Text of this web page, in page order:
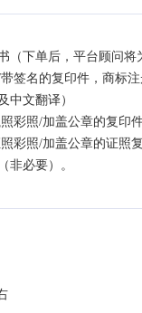
（下单后，平台顾问将
签名的复印件，商标注
中文翻译）
彩照/加盖公章的复印
彩照/加盖公章的证照
非必要）。